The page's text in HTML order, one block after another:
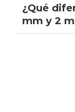
¿Qué
mm y 2